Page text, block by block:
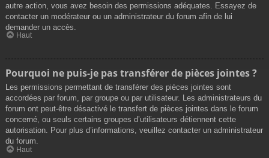
autre action, vous avez besoin des permissions adéquates. Essayez de
contacter un modérateur ou un administrateur du forum afin de lui
demander un accès.
Haut
Pourquoi ne puis-je pas transférer de pièces jointes ?
Les permissions permettant de transférer des pièces jointes sont
accordées par forum, par groupe ou par utilisateur. Les administrateurs du
forum ont peut-être désactivé le transfert de pièces jointes dans le forum
concerné, ou seuls certains groupes d’utilisateurs détiennent cette
autorisation. Pour plus d’informations, veuillez contacter un administrateur
du forum.
Haut